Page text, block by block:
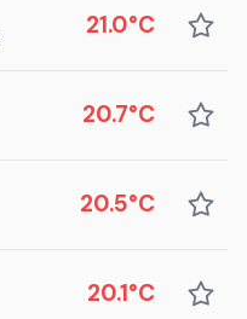
21.0°C
20.7°C
20.5°C
20.1°C